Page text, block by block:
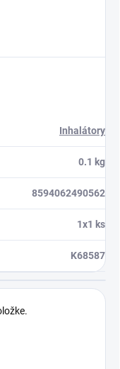
Inhalátory
0.1 kg
8594062490562
1x1 ks
K68587